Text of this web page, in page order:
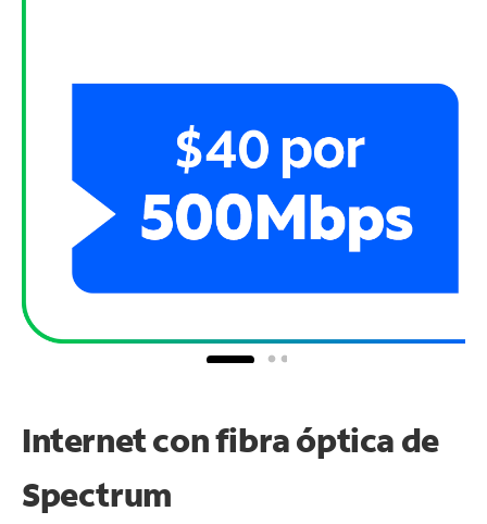
Internet con fibra óptica de
Spectrum